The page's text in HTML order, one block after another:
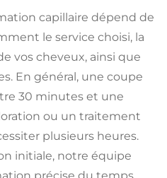
capillaire dépend de
le service choisi, la
vos cheveux, ainsi que
En général, une coupe
30 minutes et une
ou un traitement
plusieurs heures.
initiale, notre équipe
précise du temps